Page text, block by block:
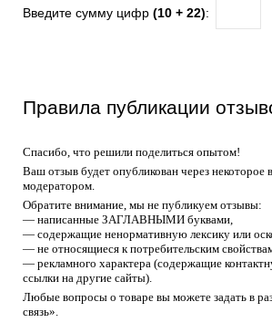
Введите сумму цифр (10 + 22):
Правила публикации
Спасибо, что решили поделиться опытом!
Ваш отзыв будет опубликован через некоторое
модератором.
Обратите внимание, мы не публикуем отзывы:
— написанные ЗАГЛАВНЫМИ буквами,
— содержащие ненормативную лексику или
— не относящиеся к потребительским
— рекламного характера (содержащие
ссылки на другие сайты).
Любые вопросы о товаре вы можете задать в
связь».